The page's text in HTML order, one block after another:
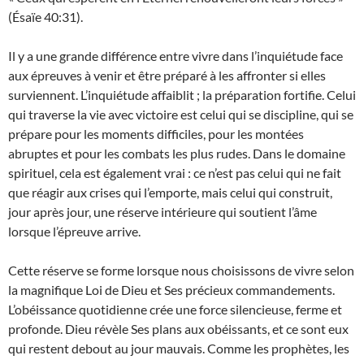
(Ésaïe 40:31).
Il y a une grande différence entre vivre dans l’inquiétude face
aux épreuves à venir et être préparé à les affronter si elles
surviennent. L’inquiétude affaiblit ; la préparation fortifie. Celui
qui traverse la vie avec victoire est celui qui se discipline, qui se
prépare pour les moments difficiles, pour les montées
abruptes et pour les combats les plus rudes. Dans le domaine
spirituel, cela est également vrai : ce n’est pas celui qui ne fait
que réagir aux crises qui l’emporte, mais celui qui construit,
jour après jour, une réserve intérieure qui soutient l’âme
lorsque l’épreuve arrive.
Cette réserve se forme lorsque nous choisissons de vivre selon
la magnifique Loi de Dieu et Ses précieux commandements.
L’obéissance quotidienne crée une force silencieuse, ferme et
profonde. Dieu révèle Ses plans aux obéissants, et ce sont eux
qui restent debout au jour mauvais. Comme les prophètes, les